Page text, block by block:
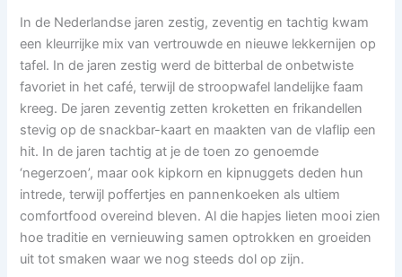
In de Nederlandse jaren zestig, zeventig en tachtig kwam
een kleurrijke mix van vertrouwde en nieuwe lekkernijen op
tafel. In de jaren zestig werd de bitterbal de onbetwiste
favoriet in het café, terwijl de stroopwafel landelijke faam
kreeg. De jaren zeventig zetten kroketten en frikandellen
stevig op de snackbar-kaart en maakten van de vlaflip een
hit. In de jaren tachtig at je de toen zo genoemde
‘negerzoen’, maar ook kipkorn en kipnuggets deden hun
intrede, terwijl poffertjes en pannenkoeken als ultiem
comfortfood overeind bleven. Al die hapjes lieten mooi zien
hoe traditie en vernieuwing samen optrokken en groeiden
uit tot smaken waar we nog steeds dol op zijn.